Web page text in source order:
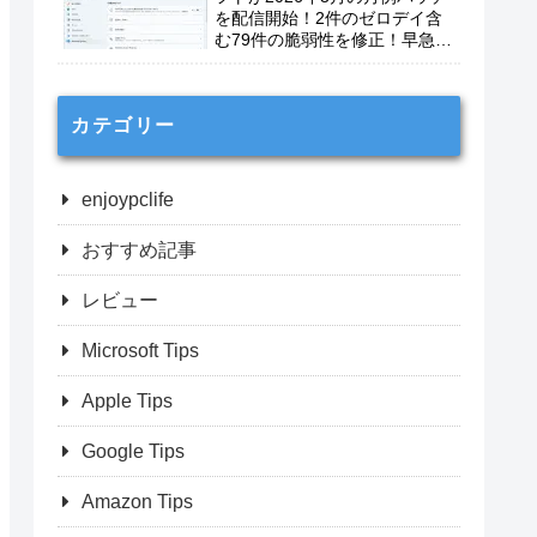
を配信開始！2件のゼロデイ含
む79件の脆弱性を修正！早急に
カテゴリー
enjoypclife
おすすめ記事
レビュー
Microsoft Tips
Apple Tips
Google Tips
Amazon Tips